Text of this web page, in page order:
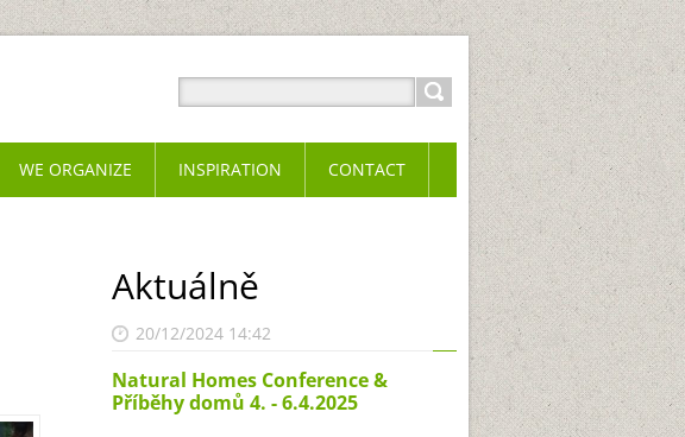
Aktuálně
20/12/2024 14:42
Natural Homes Conference &
Příběhy domů 4. - 6.4.2025
WE ORGANIZE INSPIRATION CONTACT